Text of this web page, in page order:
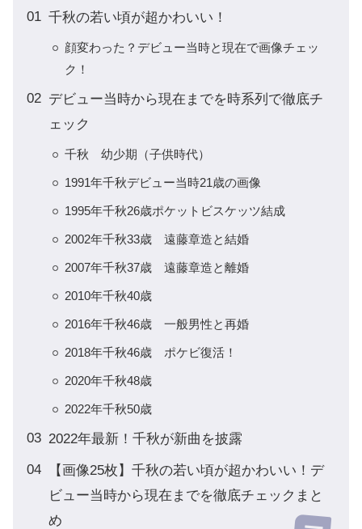
千秋の若い頃が超かわいい！
顔変わった？デビュー当時と現在で画像チェッ
ク！
デビュー当時から現在までを時系列で徹底チ
ェック
千秋 幼少期（子供時代）
1991年千秋デビュー当時21歳の画像
1995年千秋26歳ポケットビスケッツ結成
2002年千秋33歳 遠藤章造と結婚
2007年千秋37歳 遠藤章造と離婚
2010年千秋40歳
2016年千秋46歳 一般男性と再婚
2018年千秋46歳 ポケビ復活！
2020年千秋48歳
2022年千秋50歳
2022年最新！千秋が新曲を披露
【画像25枚】千秋の若い頃が超かわいい！デ
ビュー当時から現在までを徹底チェックまと
め